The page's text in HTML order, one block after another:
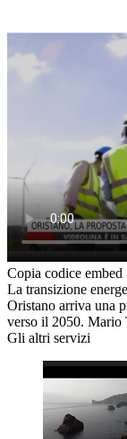
Copia codice embed
La transizione
Oristano arriva una
verso il 2050. Mario
Gli altri servizi